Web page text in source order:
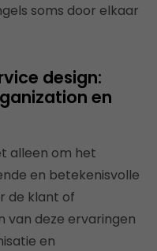
soms door elkaar
design:
en
alleen om het
en betekenisvolle
de klant of
van deze ervaringen
en